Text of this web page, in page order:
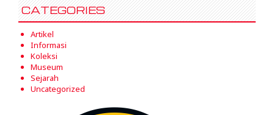
CATEGORIES
Artikel
Informasi
Koleksi
Museum
Sejarah
Uncategorized